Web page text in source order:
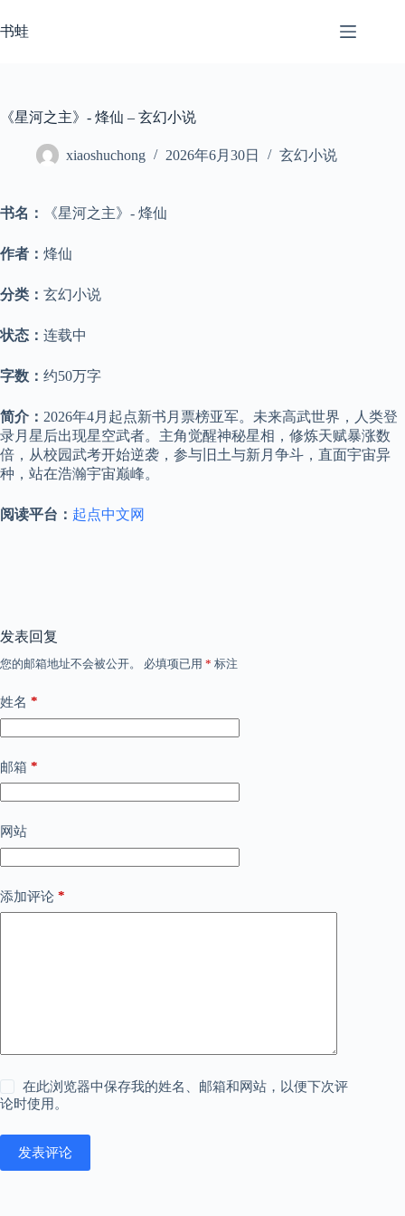
至
书蛙
《星河之主》- 烽仙 – 玄幻小说
xiaoshuchong 2026年6月30日 玄幻小说
书名： 《星河之主》- 烽仙
作者： 烽仙
分类： 玄幻小说
状态： 连载中
字数： 约50万字
简介： 2026年4月起点新书月票榜亚军。未来高武世界，人类登
录月星后出现星空武者。主角觉醒神秘星相，修炼天赋暴涨数
倍，从校园武考开始逆袭，参与旧土与新月争斗，直面宇宙异
种，站在浩瀚宇宙巅峰。
阅读平台： 起点中文网
发表回复
您的邮箱地址不会被公开。 必填项已用 * 标注
姓名 *
邮箱 *
网站
添加评论 *
在此浏览器中保存我的姓名、邮箱和网站，以便下次评
论时使用。
发表评论